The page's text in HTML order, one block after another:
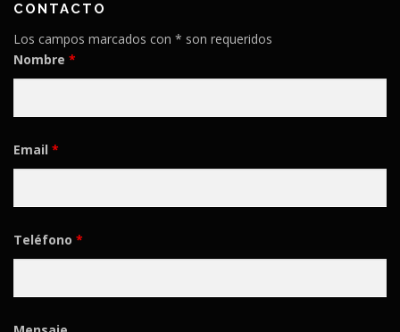
CONTACTO
Los campos marcados con * son requeridos
Nombre *
Email *
Teléfono *